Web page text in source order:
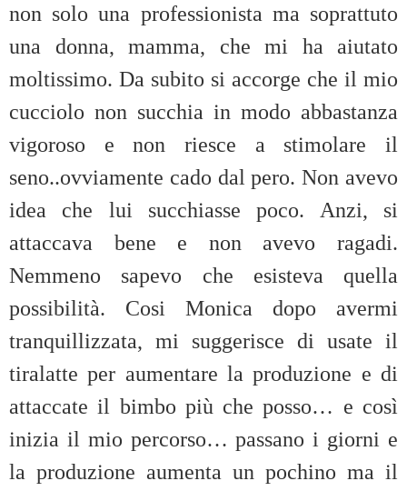
non solo una professionista ma soprattuto
una donna, mamma, che mi ha aiutato
moltissimo. Da subito si accorge che il mio
cucciolo non succhia in modo abbastanza
vigoroso e non riesce a stimolare il
seno..ovviamente cado dal pero. Non avevo
idea che lui succhiasse poco. Anzi, si
attaccava bene e non avevo ragadi.
Nemmeno sapevo che esisteva quella
possibilità. Cosi Monica dopo avermi
tranquillizzata, mi suggerisce di usate il
tiralatte per aumentare la produzione e di
attaccate il bimbo più che posso… e così
inizia il mio percorso… passano i giorni e
la produzione aumenta un pochino ma il